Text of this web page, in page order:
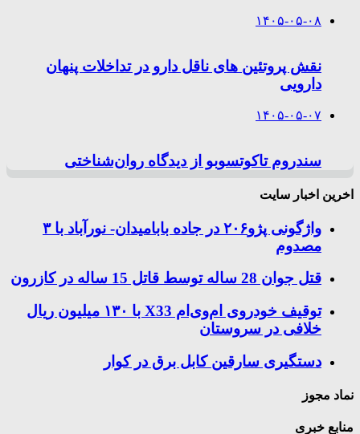
۱۴۰۵-۰۵-۰۸
نقش پروتئین های ناقل دارو در تداخلات پنهان
دارویی
۱۴۰۵-۰۵-۰۷
سندروم تاکوتسوبو از دیدگاه روان‌شناختی
اخرین اخبار سایت
واژگونی پژو۲۰۶ در جاده بابامیدان- نورآباد با ۳
مصدوم
قتل جوان 28 ساله توسط قاتل 15 ساله در کازرون
توقیف خودروی ام‌وی‌ام X33 با ۱۳۰ میلیون ریال
خلافی در سروستان
دستگیری سارقین کابل برق در کوار
نماد مجوز
منابع خبری